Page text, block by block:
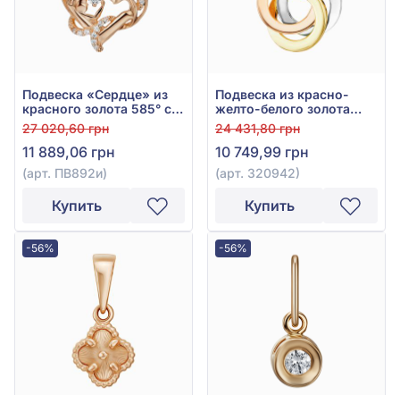
Подвеска «Сердце» из
красного золота 585° с
фианитом, арт. ПВ892и
27 020,60 грн
11 889,06 грн
(арт. ПВ892и)
Купить
Подвеска из красно-
желто-белого золота
585° без вставки, арт.
320942
24 431,80 грн
10 749,99 грн
(арт. 320942)
Купить
-56% -56%